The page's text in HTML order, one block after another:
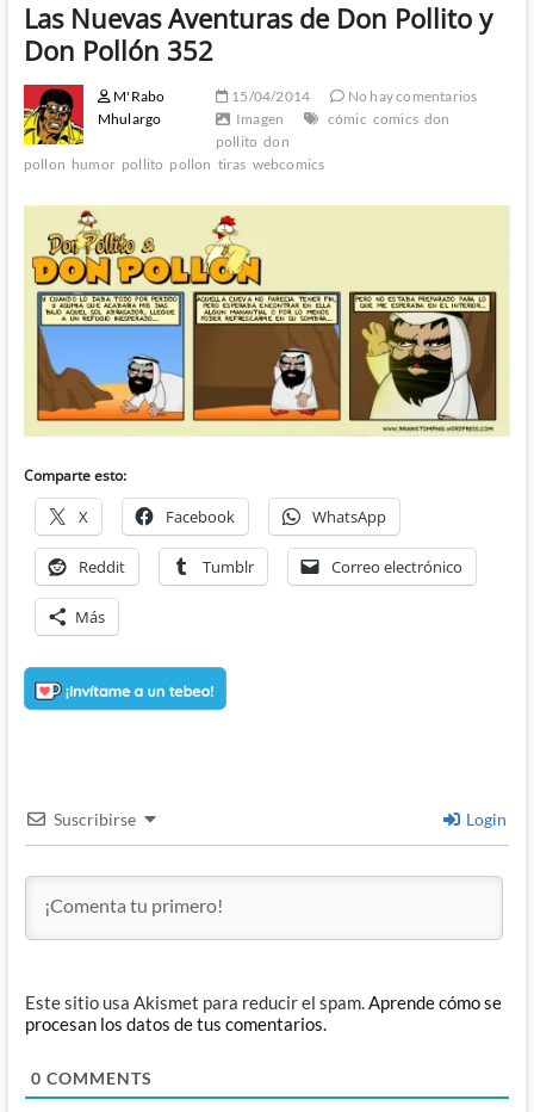
Las Nuevas Aventuras de Don Pollito y
Don Pollón 352
M'Rabo
Mhulargo
15/04/2014
No hay comentarios
Imagen
cómic comics don
pollito don
pollon humor pollito pollon tiras webcomics
Comparte esto:
X Facebook WhatsApp
Reddit Tumblr Correo electrónico
Más
Suscribirse Login
Este sitio usa Akismet para reducir el spam.Aprende cómo se
procesan los datos de tus comentarios.
0 COMMENTS